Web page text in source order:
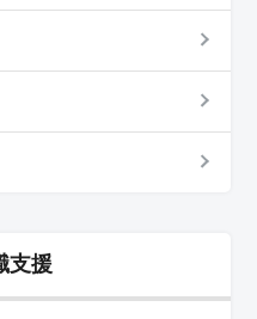
支援